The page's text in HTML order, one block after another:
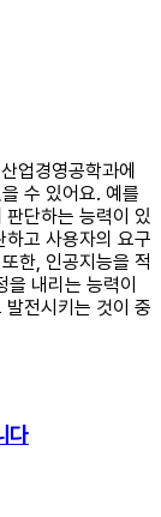
업경영공학과에
수 있어요. 예를
단하는 능력이 있
고 사용자의 요구
한, 인공지능을 적
내리는 능력이
전시키는 것이 중
다